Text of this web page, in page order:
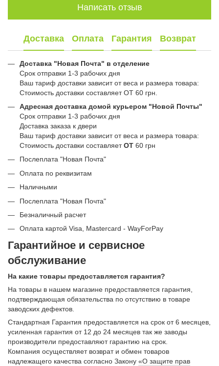
Написать отзыв
Доставка Оплата Гарантия Возврат
Доставка "Новая Почта" в отделение
Срок отправки 1-3 рабочих дня
Ваш тариф доставки зависит от веса и размера товара:
Стоимость доставки составляет ОТ 60 грн.
Адресная доставка домой курьером "Новой Почты"
Срок отправки 1-3 рабочих дня
Доставка заказа к двери
Ваш тариф доставки зависит от веса и размера товара:
Стоимость доставки составляетОТ 60 грн
Послеплата "Новая Почта"
Оплата по реквизитам
Наличными
Послеплата "Новая Почта"
Безналичный расчет
Оплата картой Visa, Mastercard - WayForPay
Гарантийное и сервисное
обслуживание
На какие товары предоставляется гарантия?
На товары в нашем магазине предоставляется гарантия,
подтверждающая обязательства по отсутствию в товаре
заводских дефектов.
Стандартная Гарантия предоставляется на срок от 6 месяцев,
усиленная гарантия от 12 до 24 месяцев так же заводы
производители предоставляют гарантию на срок.
Компания осуществляет возврат и обмен товаров
надлежащего качества согласно Закону «О защите прав